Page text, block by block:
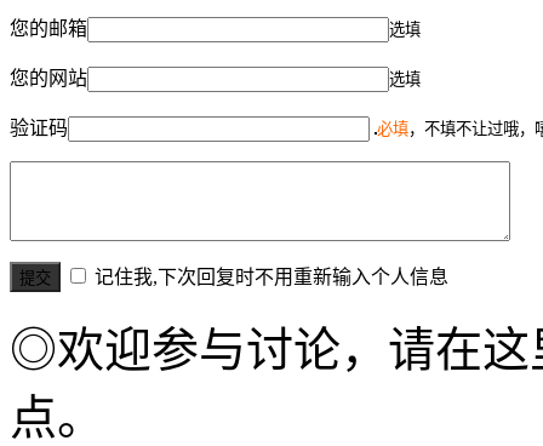
您的邮箱 选填
您的网站 选填
验证码 必填，不填不让过哦，
记住我,下次回复时不用重新输入个人信息
◎欢迎参与讨论，请在这
点。